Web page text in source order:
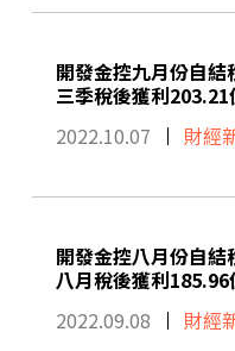
開發金控九月份自
三季稅後獲利
2022.10.07
財經
開發金控八月份自
八月稅後獲利
2022.09.08
財經